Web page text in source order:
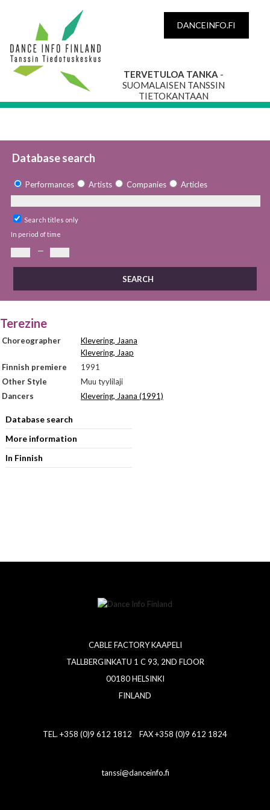
DANCEINFO.FI
TERVETULOA TANKA -
SUOMALAISEN TANSSIN
TIETOKANTAAN
Database search
Performances Artists Companies Articles
Search titles only
In period of time
—
Terezine
Choreographer
Klevering, Jaana
Klevering, Jaap
Finnish premiere
1991
Other Style
Muu tyylilaji
Dancers
Klevering, Jaana (1991)
Database search
More information
In Finnish
CABLE FACTORY KAAPELI
TALLBERGINKATU 1 C 93, 2ND FLOOR
00180 HELSINKI
FINLAND
TEL. +358 (0)9 612 1812 FAX +358 (0)9 612 1824
tanssi@danceinfo.fi